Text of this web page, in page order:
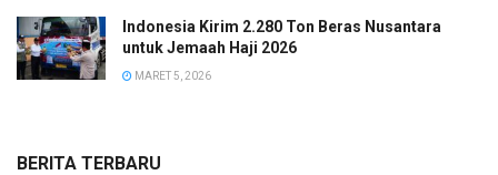
Indonesia Kirim 2.280 Ton Beras Nusantara
untuk Jemaah Haji 2026
MARET 5, 2026
BERITA TERBARU